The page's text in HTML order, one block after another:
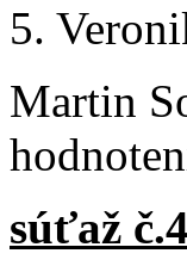
5.
Martin
súťaž